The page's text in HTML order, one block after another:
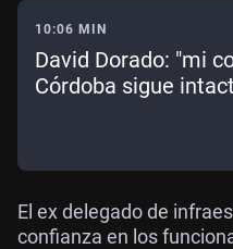
10:06 MIN
David Dorado: "mi
Córdoba sigue
El ex delegado de
confianza en los